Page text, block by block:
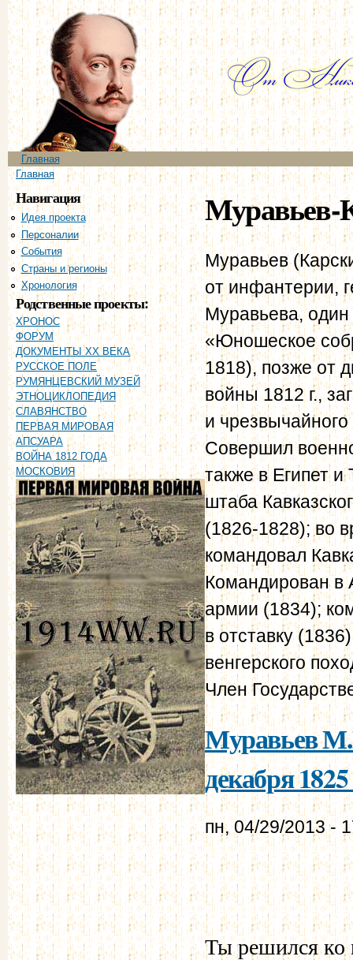
Главное меню
Главная
Вы здесь
Главная
Навигация
Идея проекта
Персоналии
События
Страны и регионы
Хронология
Родственные проекты:
ХРОНОС
ФОРУМ
ДОКУМЕНТЫ XX ВЕКА
РУССКОЕ ПОЛЕ
РУМЯНЦЕВСКИЙ МУЗЕЙ
ЭТНОЦИКЛОПЕДИЯ
СЛАВЯНСТВО
ПЕРВАЯ МИРОВАЯ
АПСУАРА
ВОЙНА 1812 ГОДА
МОСКОВИЯ
Муравьев
от инфантерии,
Муравьева, один
«Юношеское
1818), позже от
войны 1812 г.,
и
Совершил
также в Египет
штаба
(1826-1828); во
командовал
Командирован в
армии (1834);
в отставку
венгерского
Член
Муравьев
декабря 1825
пн, 04/29/2013 -
Ты решился ко